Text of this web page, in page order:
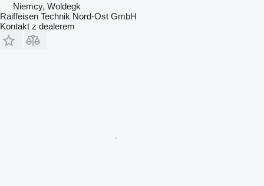
Niemcy, Woldegk
Raiffeisen Technik Nord-Ost GmbH
Kontakt z dealerem